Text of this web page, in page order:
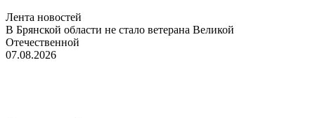
Лента новостей
В Брянской области не стало ветерана Великой
Отечественной
07.08.2026